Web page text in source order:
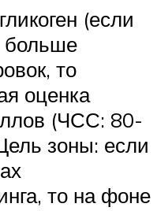
(если
то
оценка
(ЧСС: 80-
зоны: если
то на фоне